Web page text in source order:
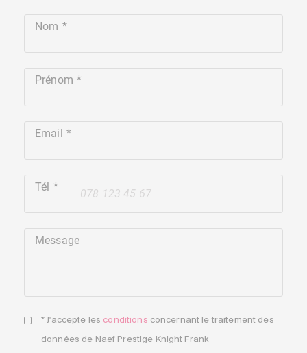
Nom
Prénom
Email
+41
Tél
Message
* J'accepte les conditions concernant le traitement des
données de Naef Prestige Knight Frank